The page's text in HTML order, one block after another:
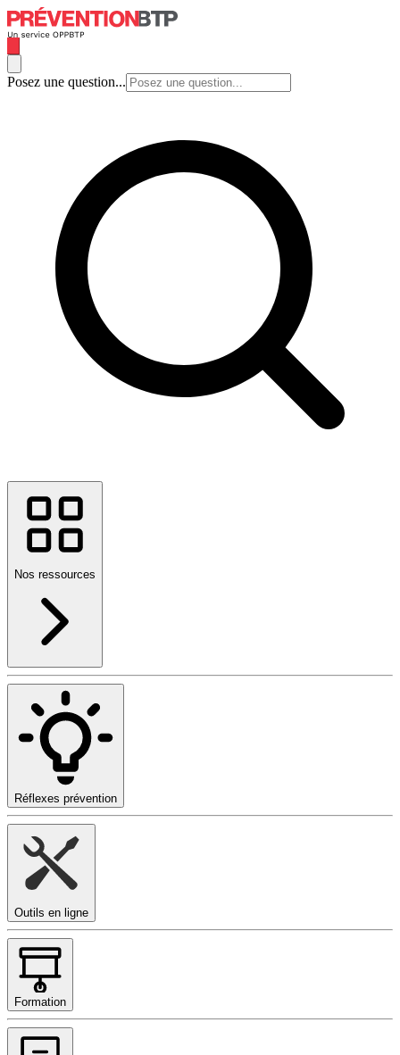
Posez une question...
Nos ressources
Réflexes prévention
Outils en ligne
Formation